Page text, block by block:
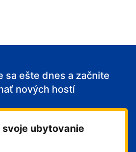
sa ešte dnes a začnite
nových hostí
ubytovanie